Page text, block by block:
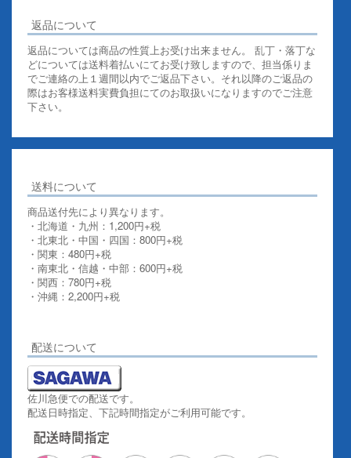
返品について
返品については商品の性質上お受け出来ません。 乱丁・落丁な
どについては送料着払いにてお受け致しますので、担当係りま
でご連絡の上１週間以内でご返品下さい。それ以降のご返品の
際はお客様送料実費負担にてのお取扱いになりますのでご注意
下さい。
送料について
商品送付先により異なります。
・北海道・九州：1,200円+税
・北東北・中国・四国：800円+税
・関東：480円+税
・南東北・信越・中部：600円+税
・関西：780円+税
・沖縄：2,200円+税
配送について
佐川急便での配送です。
配送日時指定、下記時間指定がご利用可能です。